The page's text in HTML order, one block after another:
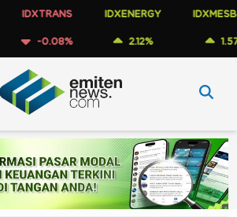
IDXTRANS
-0.08%
IDXENERGY
2.12%
IDXMESBUMN
1.57%